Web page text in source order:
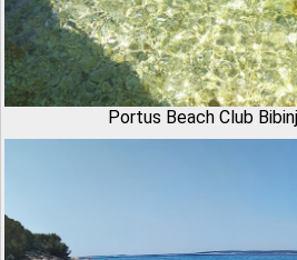
Portus Beach Club